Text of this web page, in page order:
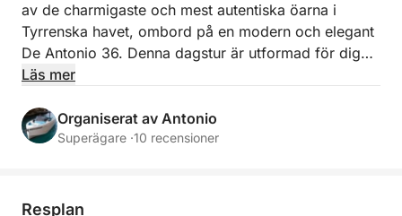
av de charmigaste och mest autentiska öarna i
Tyrrenska havet, ombord på en modern och elegant
De Antonio 36. Denna dagstur är utformad för dig
som vill utforska ön från havet och njuta av orörda
atmosfär.
båt. När du når ön fortsätter turen längs kusten, med
Läs mer
Organiserat av Antonio
Superägare ·10 recensioner
Resplan